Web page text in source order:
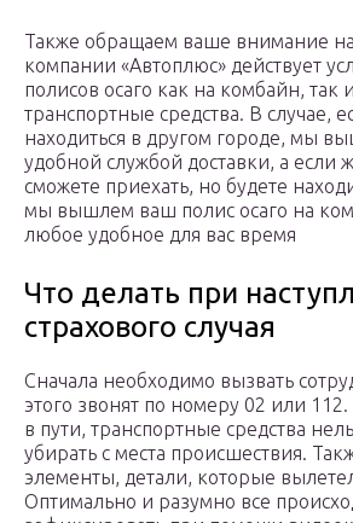
Также обращаем ваше внимание на
компании «Автоплюс» действует
полисов осаго как на комбайн, так
транспортные средства. В случае,
находиться в другом городе, мы
удобной службой доставки, а если
сможете приехать, но будете
мы вышлем ваш полис осаго на
любое удобное для вас время
Что делать при
страхового случая
Сначала необходимо вызвать
этого звонят по номеру 02 или
в пути, транспортные средства
убирать с места происшествия.
элементы, детали, которые
Оптимально и разумно все